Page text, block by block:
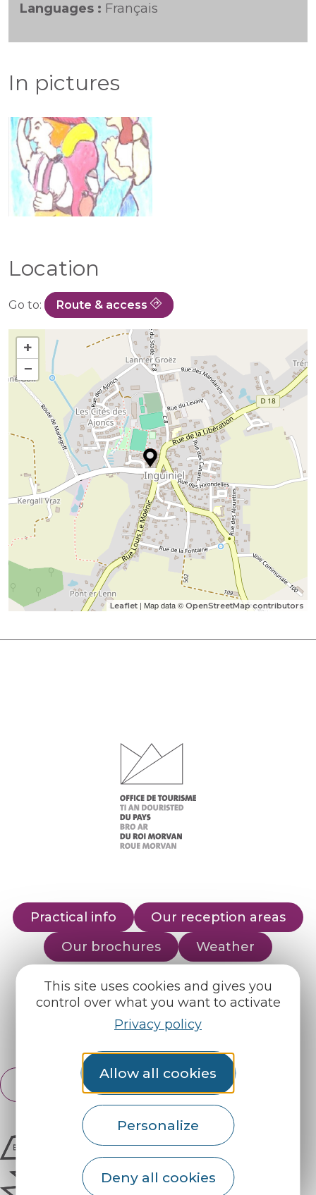
This site uses cookies and gives you
control over what you want to activate
Privacy policy
Allow all cookies
Personalize
Deny all cookies
Languages : Français
In pictures
Location
Go to: Route & access
+
−
Leaflet | Map data © OpenStreetMap contributors
Practical info
Our reception areas
Our brochures
Weather
Find us on :
English
Français